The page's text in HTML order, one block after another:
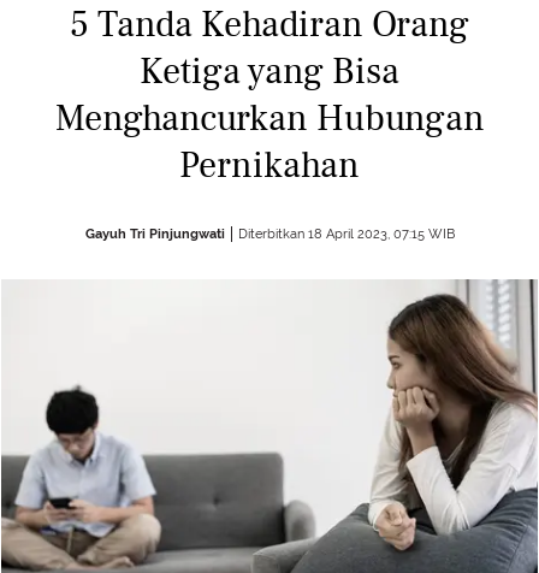
5 Tanda Kehadiran Orang
Ketiga yang Bisa
Menghancurkan Hubungan
Pernikahan
Gayuh Tri Pinjungwati Diterbitkan 18 April 2023, 07:15 WIB